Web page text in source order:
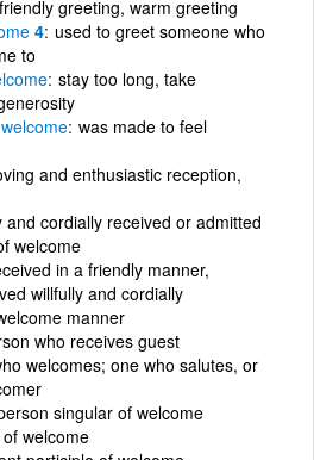
friendly greeting, warm greeting
4 used to greet someone who
to
stay too long, take
welcome was made to feel
and enthusiastic reception,
and cordially received or admitted
welcome
in a friendly manner,
willfully and cordially
manner
who receives guest
welcomes; one who salutes, or
singular of welcome
welcome